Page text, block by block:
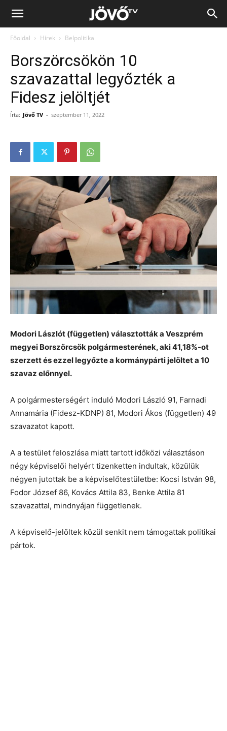
Jövő
Főoldal Hírek Belpolitika
Borszörcsökön 10
szavazattal legyőzték a
Fidesz jelöltjét
Írta: Jövő TV - szeptember 11, 2022
Modori Lászlót (független) választották a Veszprém
megyei Borszörcsök polgármesterének, aki 41,18%-ot
szerzett és ezzel legyőzte a kormánypárti jelöltet a 10
szavaz előnnyel.
A polgármesterségért induló Modori László 91, Farnadi
Annamária (Fidesz-KDNP) 81, Modori Ákos (független) 49
szavazatot kapott.
A a testület feloszlása miatt tartott időközi választáson
négy képviselői helyért tizenketten indultak, közülük
négyen jutottak be a képviselőtestületbe: Kocsi István 98,
Fodor József 86, Kovács Attila 83, Benke Attila 81
szavazattal, mindnyájan függetlenek.
A képviselő-jelöltek közül senkit nem támogattak politikai
pártok.